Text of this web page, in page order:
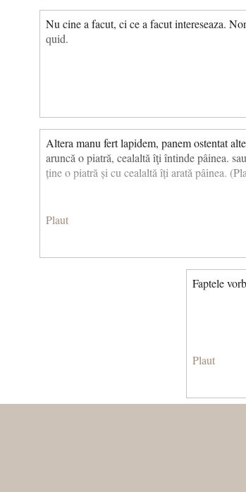
Nu cine a facut, ci ce a facut intereseaza.
quid.
Altera manu fert lapidem, panem ostentat
aruncă o piatră, cealaltă îţi întinde pâinea.
ține o piatră și cu cealaltă îți arată pâinea.
Plaut
Faptele
Plaut